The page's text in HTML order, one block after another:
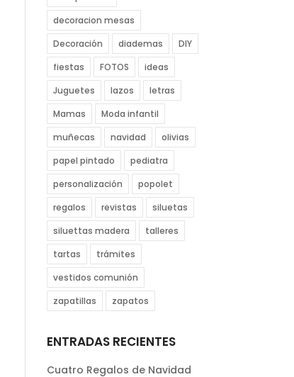
decoracion mesas
Decoración
diademas
DIY
fiestas
FOTOS
ideas
Juguetes
lazos
letras
Mamas
Moda infantil
muñecas
navidad
olivias
papel pintado
pediatra
personalización
popolet
regalos
revistas
siluetas
siluettas madera
talleres
tartas
trámites
vestidos comunión
zapatillas
zapatos
ENTRADAS RECIENTES
Cuatro Regalos de Navidad